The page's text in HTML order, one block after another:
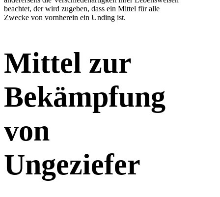
beachtet, der wird zugeben, dass ein Mittel für alle
Zwecke von vornherein ein Unding ist.
Mittel zur
Bekämpfung
von
Ungeziefer